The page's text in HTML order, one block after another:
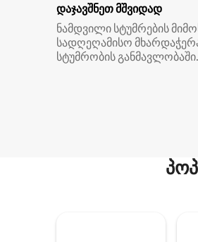
დაჯავშნეთ მშვიდად
ნამდვილი სტუმრების
სადღეღამისო
სტუმრობის განმავლობაში.